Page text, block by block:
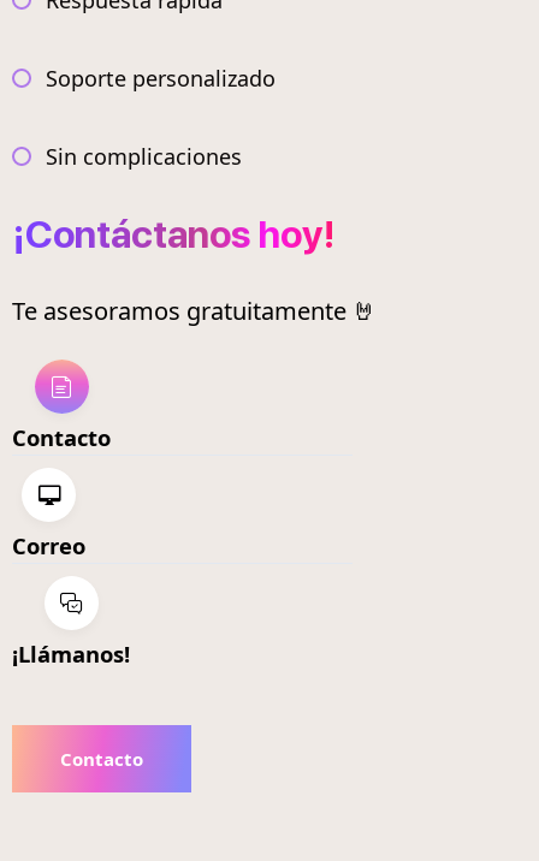
Soporte personalizado
Sin complicaciones
¡Contáctanos hoy!
Te asesoramos gratuitamente 🤘
Contacto
Correo
¡Llámanos!
Contacto